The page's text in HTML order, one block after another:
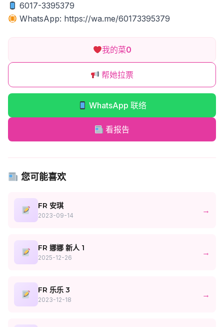
6017-3395379
WhatsApp: https://wa.me/60173395379
我的菜0
帮她拉票
WhatsApp 联络
看报告
您可能喜欢
FR 安琪
2023-09-14
→
FR 娜娜 新人 1
2025-12-26
→
FR 乐乐 3
2023-12-18
→